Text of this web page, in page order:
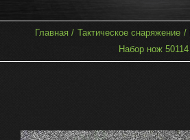
Главная Тактическое снаряжение
Набор нож 50114